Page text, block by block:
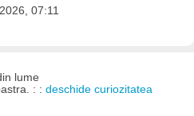
07:11
lume
: :deschide curiozitatea